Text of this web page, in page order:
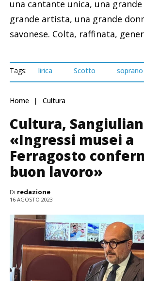
una cantante unica, una
grande artista, una grande
savonese. Colta, raffinata,
Tags: lirica Scotto soprano
Home Cultura
Cultura,
«Ingressi musei a
Ferragosto
buon lavoro»
Di redazione
16 AGOSTO 2023